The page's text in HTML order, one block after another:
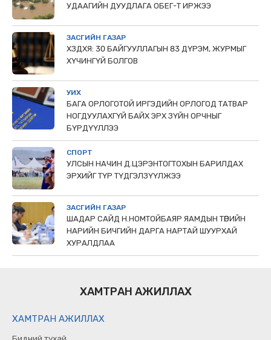
УДААГИЙН ДУУДЛАГА ОБЕГ-Т ИРЖЭЭ
ЗАСГИЙН ГАЗАР
ХЗДХЯ: 30 БАЙГУУЛЛАГЫН 83 ДҮРЭМ, ЖУРМЫГ
ХҮЧИНГҮЙ БОЛГОВ
УИХ
БАГА ОРЛОГОТОЙ ИРГЭДИЙН ОРЛОГОД ТАТВАР
НОГДУУЛАХГҮЙ БАЙХ ЭРХ ЗҮЙН ОРЧНЫГ
БҮРДҮҮЛЛЭЭ
СПОРТ
УЛСЫН НАЧИН Д.ЦЭРЭНТОГТОХЫН БАРИЛДАХ
ЭРХИЙГ ТҮР ТҮДГЭЛЗҮҮЛЖЭЭ
ЗАСГИЙН ГАЗАР
ШАДАР САЙД Н.НОМТОЙБАЯР ЯАМДЫН ТӨРИЙН
НАРИЙН БИЧГИЙН ДАРГА НАРТАЙ ШУУРХАЙ
ХУРАЛДЛАА
ХАМТРАН АЖИЛЛАХ
ХАМТРАН АЖИЛЛАХ